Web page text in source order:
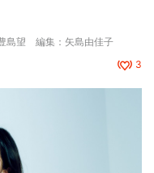
島望 編集：矢島由佳子
3